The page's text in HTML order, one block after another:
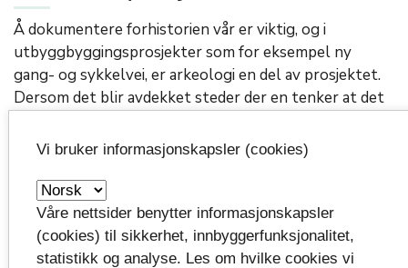
Å dokumentere forhistorien vår er viktig, og i
utbyggbyggingsprosjekter som for eksempel ny
gang- og sykkelvei, er arkeologi en del av prosjektet.
Dersom det blir avdekket steder der en tenker at det
arkeologiske utgravninger som det nå er gjort i
Vestfold fylkeskommune og Horten kommune har
satt av omtrent fire millioner kroner til arkeologisk
arbeid i forbindelse med dette prosjektet.
Vi bruker informasjonskapsler (cookies)
Våre nettsider benytter informasjonskapsler
(cookies) til sikkerhet, innbyggerfunksjonalitet,
statistikk og analyse. Les om hvilke cookies vi